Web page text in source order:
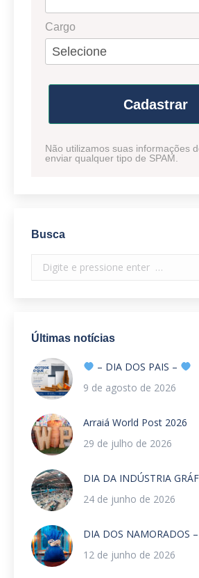
Cargo
Cadastrar
Não utilizamos suas informações
enviar qualquer tipo de SPAM.
Busca
Search:
Últimas notícias
– DIA DOS PAIS –
9 de agosto de 2026
Arraiá World Post 2026
29 de julho de 2026
DIA DA INDÚSTRIA
24 de junho de 2026
DIA DOS NAMORADOS
12 de junho de 2026